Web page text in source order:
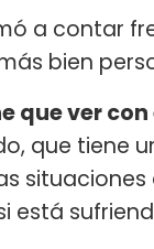
a contar
bien
que ver
que tiene
situaciones
está